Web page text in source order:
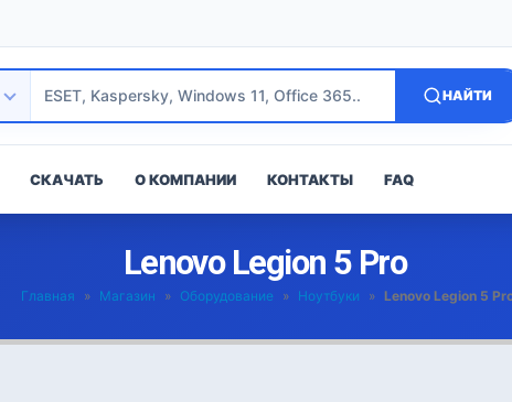
НАЙТИ
СКАЧАТЬ О КОМПАНИИ КОНТАКТЫ FAQ
Lenovo Legion 5 Pro
Главная » Магазин » Оборудование » Ноутбуки » Lenovo Legion 5